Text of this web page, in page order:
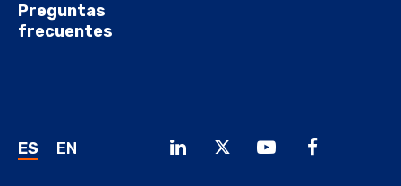
Preguntas
frecuentes
ES EN